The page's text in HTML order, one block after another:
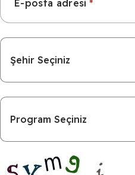
E-posta adresi